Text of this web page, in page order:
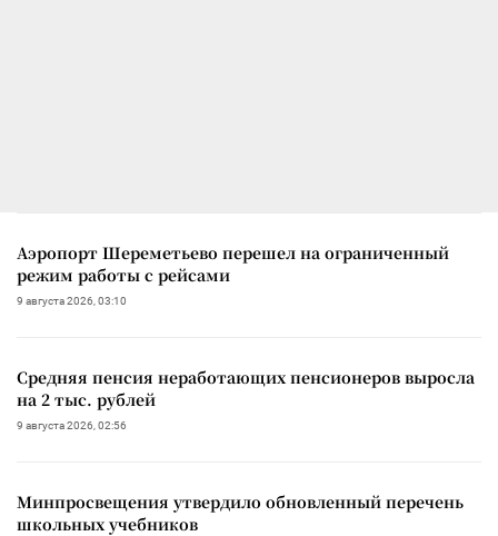
Аэропорт Шереметьево перешел на ограниченный
режим работы с рейсами
9 августа 2026, 03:10
Средняя пенсия неработающих пенсионеров выросла
на 2 тыс. рублей
9 августа 2026, 02:56
Минпросвещения утвердило обновленный перечень
школьных учебников